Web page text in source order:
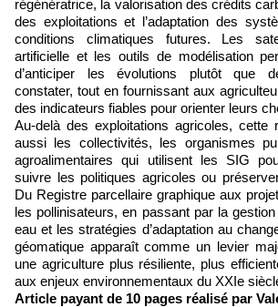
régénératrice, la valorisation des crédits
des exploitations et l’adaptation des
conditions climatiques futures. Les
artificielle et les outils de modélisation
d’anticiper les évolutions plutôt que
constater, tout en fournissant aux
des indicateurs fiables pour orienter leurs
Au-delà des exploitations agricoles, cette
aussi les collectivités, les organismes
agroalimentaires qui utilisent les SIG
suivre les politiques agricoles ou
Du Registre parcellaire graphique aux
les pollinisateurs, en passant par la
eau et les stratégies d’adaptation au
géomatique apparaît comme un levier
une agriculture plus résiliente, plus
aux enjeux environnementaux du XXIe
Article payant de 10 pages réalisé par